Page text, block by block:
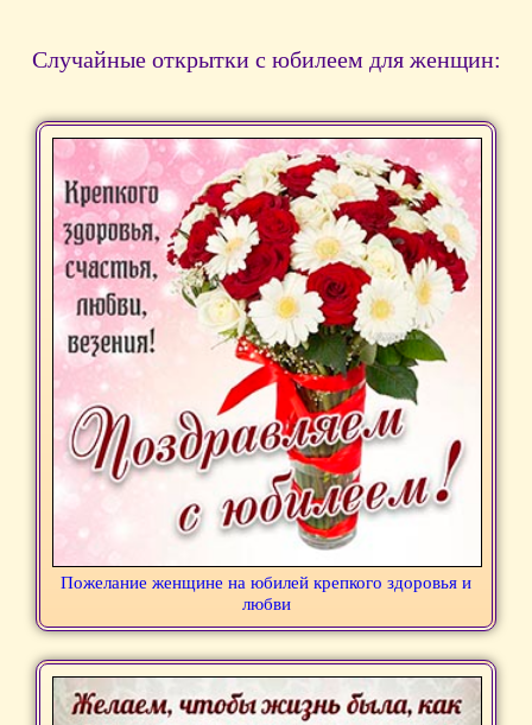
Случайные открытки с юбилеем для женщин:
Пожелание женщине на юбилей крепкого здоровья и
любви